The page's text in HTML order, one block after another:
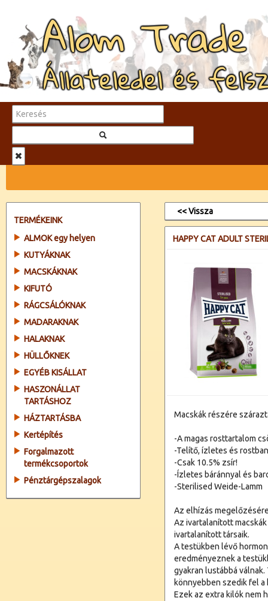
Alom Trade
Állateledel és
TERMÉKEINK
ALMOK egy helyen
KUTYÁKNAK
MACSKÁKNAK
KIFUTÓ
RÁGCSÁLÓKNAK
MADARAKNAK
HALAKNAK
HÜLLŐKNEK
EGYÉB KISÁLLAT
HASZONÁLLAT
TARTÁSHOZ
HÁZTARTÁSBA
Kertépítés
Forgalmazott
termékcsoportok
Pénztárgépszalagok
<< Vissza
HAPPY CAT ADULT
Macskák részére
-A magas rosttartalom
-Telítő, ízletes és
-Csak 10.5% zsír!
-Ízletes báránnyal és
-Sterilised Weide-Lamm
Az elhízás
Az ivartalanított
ivartalanított társaik.
A testükben lévő
eredményeznek a
gyakran lustábbá
könnyebben szedik fel
Ezek az extra kilók nem